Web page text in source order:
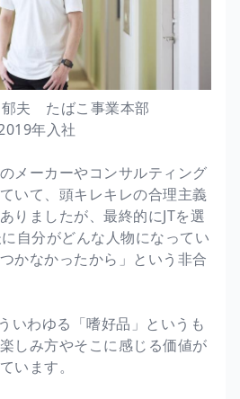
夫 たばこ事業本部
年入社
メーカーやコンサルティング
いて、頭キレキレの合理主義
りましたが、最終的にJTを選
自分がどんな人物になってい
かなかったから」という非合
いわゆる「嗜好品」というも
しみ方やそこに感じる価値が
います。